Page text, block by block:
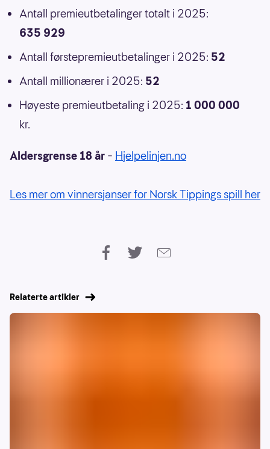
Antall premieutbetalinger totalt i 2025:
635 929
Antall førstepremieutbetalinger i 2025: 52
Antall millionærer i 2025: 52
Høyeste premieutbetaling i 2025: 1 000 000
kr.
Aldersgrense 18 år – Hjelpelinjen.no
Les mer om vinnersjanser for Norsk Tippings spill her
Relaterte artikler